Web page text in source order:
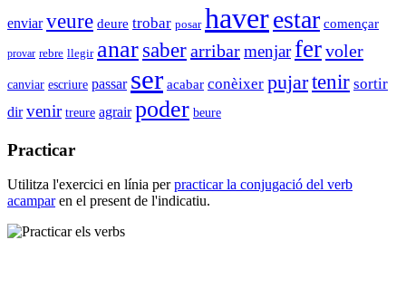
enviar veure deure trobar posar haverestar començar
provar rebre llegir anarsaberarribarmenjarfervoler
canviar escriure passar ser acabar conèixer pujartenir sortir
dir venir treure agrair poder beure
Practicar
Utilitza l'exercici en línia perpracticar la conjugació del verb
acamparen el present de l'indicatiu.